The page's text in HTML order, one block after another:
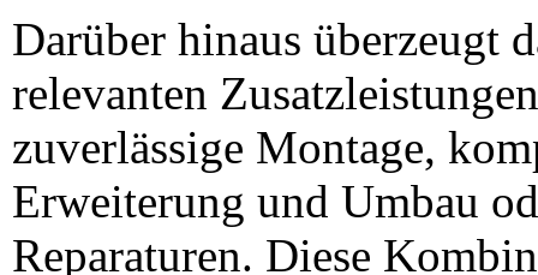
Darüber hinaus überzeugt
relevanten
zuverlässige Montage,
Erweiterung und Umbau
Reparaturen. Diese